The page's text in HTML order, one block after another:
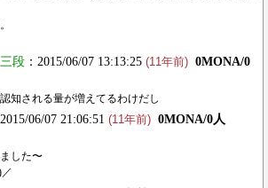
段 ：2015/06/07 13:13:25 (11年前) 0MONA/0
知される量が増えてるわけだし
2015/06/07 21:06:51 (11年前) 0MONA/0人
した〜